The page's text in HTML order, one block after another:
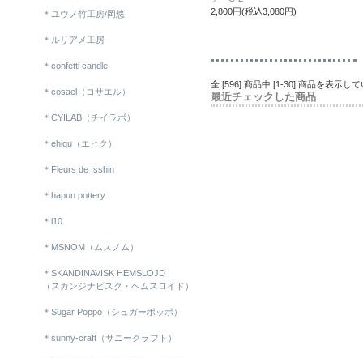
2,800円(税込3,080円)
全 [596] 商品中 [1-30] 商品を表示し
最近チェックした商品
＊ユウノ竹工房/岡悠
＊ルリアメ工房
＊confetti candle
＊cosael（コサエル）
＊CYILAB（チイラボ）
＊ehiqu（エヒク）
＊Fleurs de Isshin
＊hapun pottery
＊i10
＊MSNOM（ムスノム）
＊SKANDINAVISK HEMSLOJD
（スカンジナビスク・ヘムスロイド）
＊Sugar Poppo（シュガーポッポ）
＊sunny-craft（サニークラフト）